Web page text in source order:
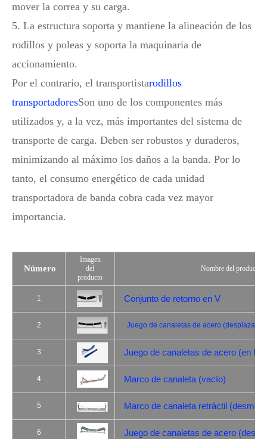
mover la correa y su carga.
5. La estructura soporta y mantiene la alineación de los
rodillos y poleas y soporta la maquinaria de
accionamiento.
Por el contrario, el transportistarodillos
transportadoresSon uno de los componentes más
utilizados y, a la vez, más importantes del sistema de
transporte de carga. Deben ser robustos y duraderos,
minimizando al máximo los daños a la banda. Por lo
tanto, el consumo energético de cada unidad
transportadora de banda cobra cada vez mayor
importancia.
Número
Imagen
del
producto
Nombre del producto
1 Conjunto de retorno en V
2 Juego de canaletas de acero
3 Juego de canaletas de acero (en
4 Marco de canaleta (vacío)
5 Marco de canaleta retráctil
6 Juego de canaletas de acero